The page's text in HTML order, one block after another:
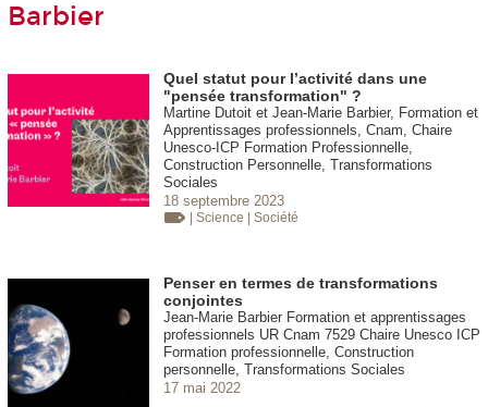
Barbier
Quel statut pour l’activité dans une
"pensée transformation" ?
Martine Dutoit et Jean-Marie Barbier, Formation et
Apprentissages professionnels, Cnam, Chaire
Unesco-ICP Formation Professionnelle,
Construction Personnelle, Transformations
Sociales
18 septembre 2023
| Science | Société
Penser en termes de transformations
conjointes
Jean-Marie Barbier Formation et apprentissages
professionnels UR Cnam 7529 Chaire Unesco ICP
Formation professionnelle, Construction
personnelle, Transformations Sociales
17 mai 2022